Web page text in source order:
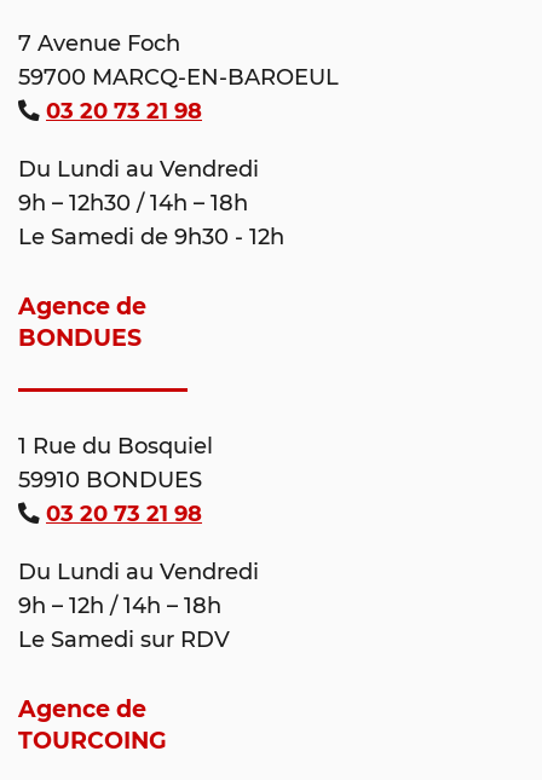
7 Avenue Foch
59700 MARCQ-EN-BAROEUL
03 20 73 21 98
Du Lundi au Vendredi
9h – 12h30 / 14h – 18h
Le Samedi de 9h30 - 12h
Agence de
BONDUES
1 Rue du Bosquiel
59910 BONDUES
03 20 73 21 98
Du Lundi au Vendredi
9h – 12h / 14h – 18h
Le Samedi sur RDV
Agence de
TOURCOING